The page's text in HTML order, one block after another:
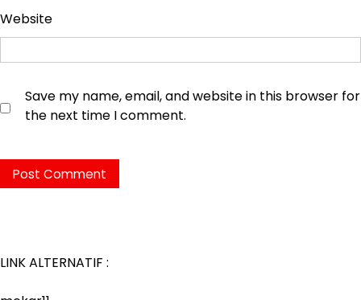
Website
Save my name, email, and website in this browser for
the next time I comment.
LINK ALTERNATIF :